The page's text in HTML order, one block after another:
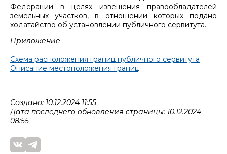
Федерации в целях извещения правообладателей
земельных участков, в отношении которых подано
ходатайство об установлении публичного сервитута.
Приложение
Схема расположения границ публичного сервитута
Описание местоположения границ
Создано: 10.12.2024 11:55
Дата последнего обновления страницы: 10.12.2024
08:55